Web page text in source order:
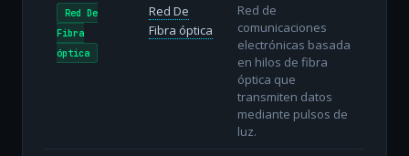
Red De
Fibra
óptica
Red De
Fibra óptica
Red de
comunicaciones
electrónicas basada
en hilos de fibra
óptica que
transmiten datos
mediante pulsos de
luz.